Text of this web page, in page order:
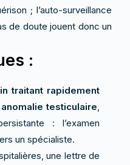
; l’auto-surveillance
de doute jouent donc un
:
traitant rapidement
testiculaire
: l’examen
un spécialiste.
une lettre de